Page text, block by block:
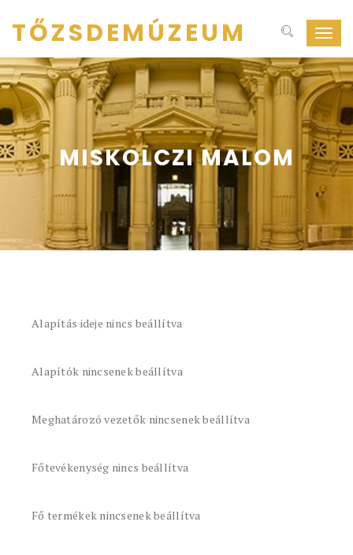
ki-
be
TŐZSDEMÚZEUM
MISKOLCZI MALOM
Alapítás ideje nincs beállítva
Alapítók nincsenek beállítva
Meghatározó vezetők nincsenek beállítva
Főtevékenység nincs beállítva
Fő termékek nincsenek beállítva